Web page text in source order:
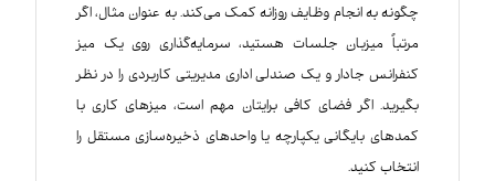
چگونه به انجام وظایف روزانه کمک می‌کند. به عنوان مثال، اگر
مرتباً میزبان جلسات هستید، سرمایه‌گذاری روی یک میز
کنفرانس جادار و یک صندلی اداری مدیریتی کاربردی را در نظر
بگیرید. اگر فضای کافی برایتان مهم است، میزهای کاری با
کمد‌های بایگانی یکپارچه یا واحدهای ذخیره‌سازی مستقل را
انتخاب کنید.